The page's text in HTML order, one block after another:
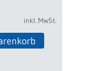
inkl. MwSt.